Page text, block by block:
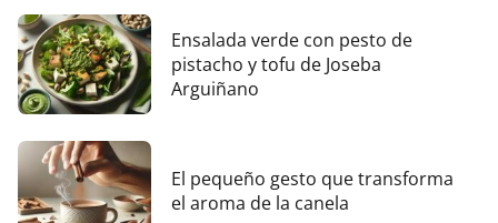
Ensalada verde con pesto de
pistacho y tofu de Joseba
Arguiñano
El pequeño gesto que transforma
el aroma de la canela